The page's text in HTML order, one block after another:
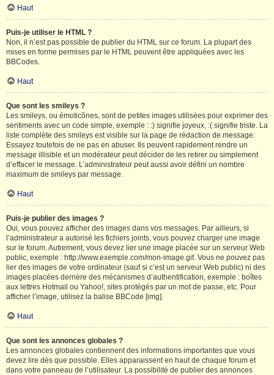
Haut
Puis-je utiliser le HTML ?
Non, il n’est pas possible de publier du HTML sur ce forum. La plupart des
mises en forme permises par le HTML peuvent être appliquées avec les
BBCodes.
Haut
Que sont les smileys ?
Les smileys, ou émoticônes, sont de petites images utilisées pour exprimer des
sentiments avec un code simple, exemple : :) signifie joyeux, :( signifie triste. La
liste complète des smileys est visible sur la page de rédaction de message.
Essayez toutefois de ne pas en abuser. Ils peuvent rapidement rendre un
message illisible et un modérateur peut décider de les retirer ou simplement
d’effacer le message. L’administrateur peut aussi avoir défini un nombre
maximum de smileys par message.
Haut
Puis-je publier des images ?
Oui, vous pouvez afficher des images dans vos messages. Par ailleurs, si
l’administrateur a autorisé les fichiers joints, vous pouvez charger une image
sur le forum. Autrement, vous devez lier une image placée sur un serveur Web
public, exemple : http://www.exemple.com/mon-image.gif. Vous ne pouvez pas
lier des images de votre ordinateur (sauf si c’est un serveur Web public) ni des
images placées derrière des mécanismes d’authentification, exemple : boîtes
aux lettres Hotmail ou Yahoo!, sites protégés par un mot de passe, etc. Pour
afficher l’image, utilisez la balise BBCode [img].
Haut
Que sont les annonces globales ?
Les annonces globales contiennent des informations importantes que vous
devez lire dès que possible. Elles apparaissent en haut de chaque forum et
dans votre panneau de l’utilisateur. La possibilité de publier des annonces